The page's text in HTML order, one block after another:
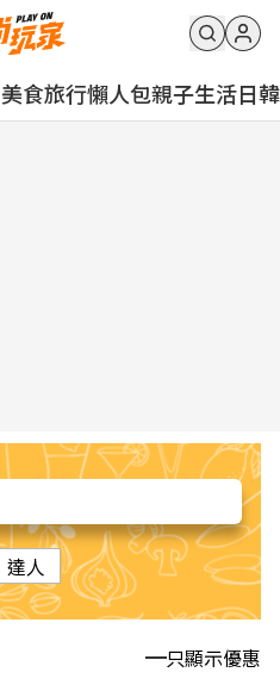
美食旅行懶人包親子生活日韓
達人
只顯示優惠